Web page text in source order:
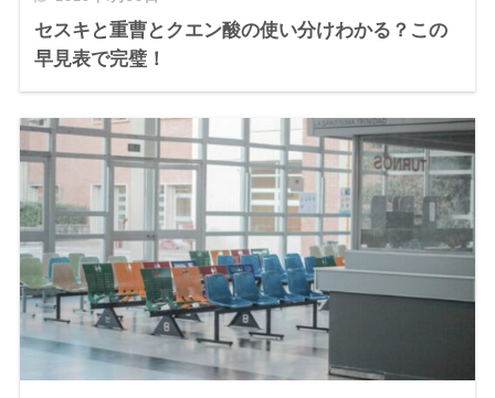
セスキと重曹とクエン酸の使い分けわかる？この
早見表で完璧！